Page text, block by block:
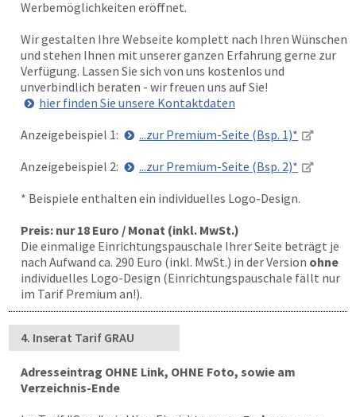
Werbemöglichkeiten eröffnet.
Wir gestalten Ihre Webseite komplett nach Ihren Wünschen
und stehen Ihnen mit unserer ganzen Erfahrung gerne zur
Verfügung. Lassen Sie sich von uns kostenlos und
unverbindlich beraten - wir freuen uns auf Sie!
hier finden Sie unsere Kontaktdaten
Anzeigebeispiel 1:
...zur Premium-Seite (Bsp. 1)*
Anzeigebeispiel 2:
...zur Premium-Seite (Bsp. 2)*
* Beispiele enthalten ein individuelles Logo-Design.
Preis: nur 18 Euro / Monat (inkl. MwSt.)
Die einmalige Einrichtungspauschale Ihrer Seite beträgt je
nach Aufwand ca. 290 Euro (inkl. MwSt.) in der Version ohne
individuelles Logo-Design (Einrichtungspauschale fällt nur
im Tarif Premium an!).
4. Inserat Tarif GRAU
Adresseintrag OHNE Link, OHNE Foto, sowie am
Verzeichnis-Ende